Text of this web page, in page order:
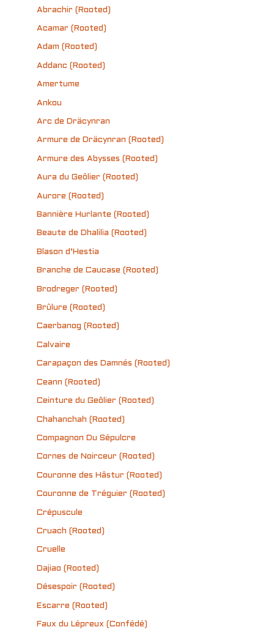
Abrachir (Rooted)
Acamar (Rooted)
Adam (Rooted)
Addanc (Rooted)
Amertume
Ankou
Arc de Dräcynran
Armure de Dräcynran (Rooted)
Armure des Abysses (Rooted)
Aura du Geôlier (Rooted)
Aurore (Rooted)
Bannière Hurlante (Rooted)
Beaute de Dhalilia (Rooted)
Blason d’Hestia
Branche de Caucase (Rooted)
Brodreger (Rooted)
Brûlure (Rooted)
Caerbanog (Rooted)
Calvaire
Carapaçon des Damnés (Rooted)
Ceann (Rooted)
Ceinture du Geôlier (Rooted)
Chahanchah (Rooted)
Compagnon Du Sépulcre
Cornes de Noirceur (Rooted)
Couronne des Hâstur (Rooted)
Couronne de Tréguier (Rooted)
Crépuscule
Cruach (Rooted)
Cruelle
Dajiao (Rooted)
Désespoir (Rooted)
Escarre (Rooted)
Faux du Lépreux (Confédé)